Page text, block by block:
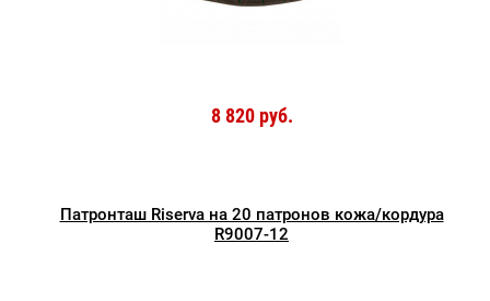
8 820 руб.
Патронташ Riserva на 20 патронов кожа/кордура
R9007-12